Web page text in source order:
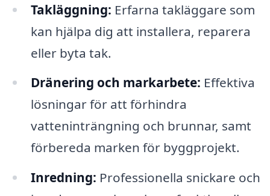
Takläggning: Erfarna takläggare som
kan hjälpa dig att installera, reparera
eller byta tak.
Dränering och markarbete: Effektiva
lösningar för att förhindra
vatteninträngning och brunnar, samt
förbereda marken för byggprojekt.
Inredning: Professionella snickare och